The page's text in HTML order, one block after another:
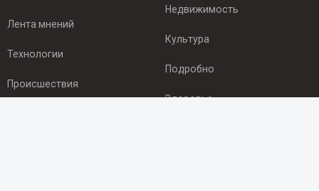
Лента мнений
Технологии
Происшествия
Недвижимость
Культура
Подробно
Здоровье